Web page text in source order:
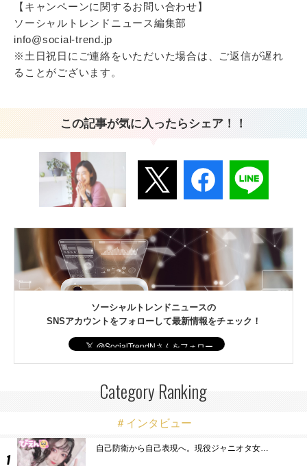
【キャンペーンに関するお問い合わせ】
ソーシャルトレンドニュース編集部
info@social-trend.jp
※土日祝日にご連絡をいただいた場合は、ご返信が遅れ
ることがございます。
この記事が気に入ったらシェア！！
ソーシャルトレンドニュースの
SNSアカウントをフォローして最新情報をチェック！
Category Ranking
＃インタビュー
自己防衛から自己表現へ。現役ジャニオタ女…